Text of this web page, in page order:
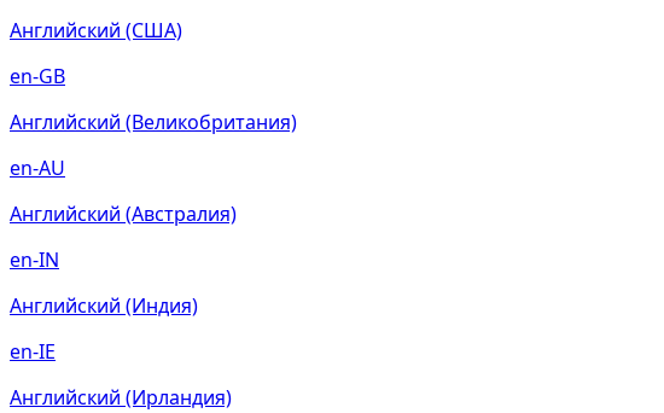
Английский (США)
en-GB
Английский (Великобритания)
en-AU
Английский (Австралия)
en-IN
Английский (Индия)
en-IE
Английский (Ирландия)